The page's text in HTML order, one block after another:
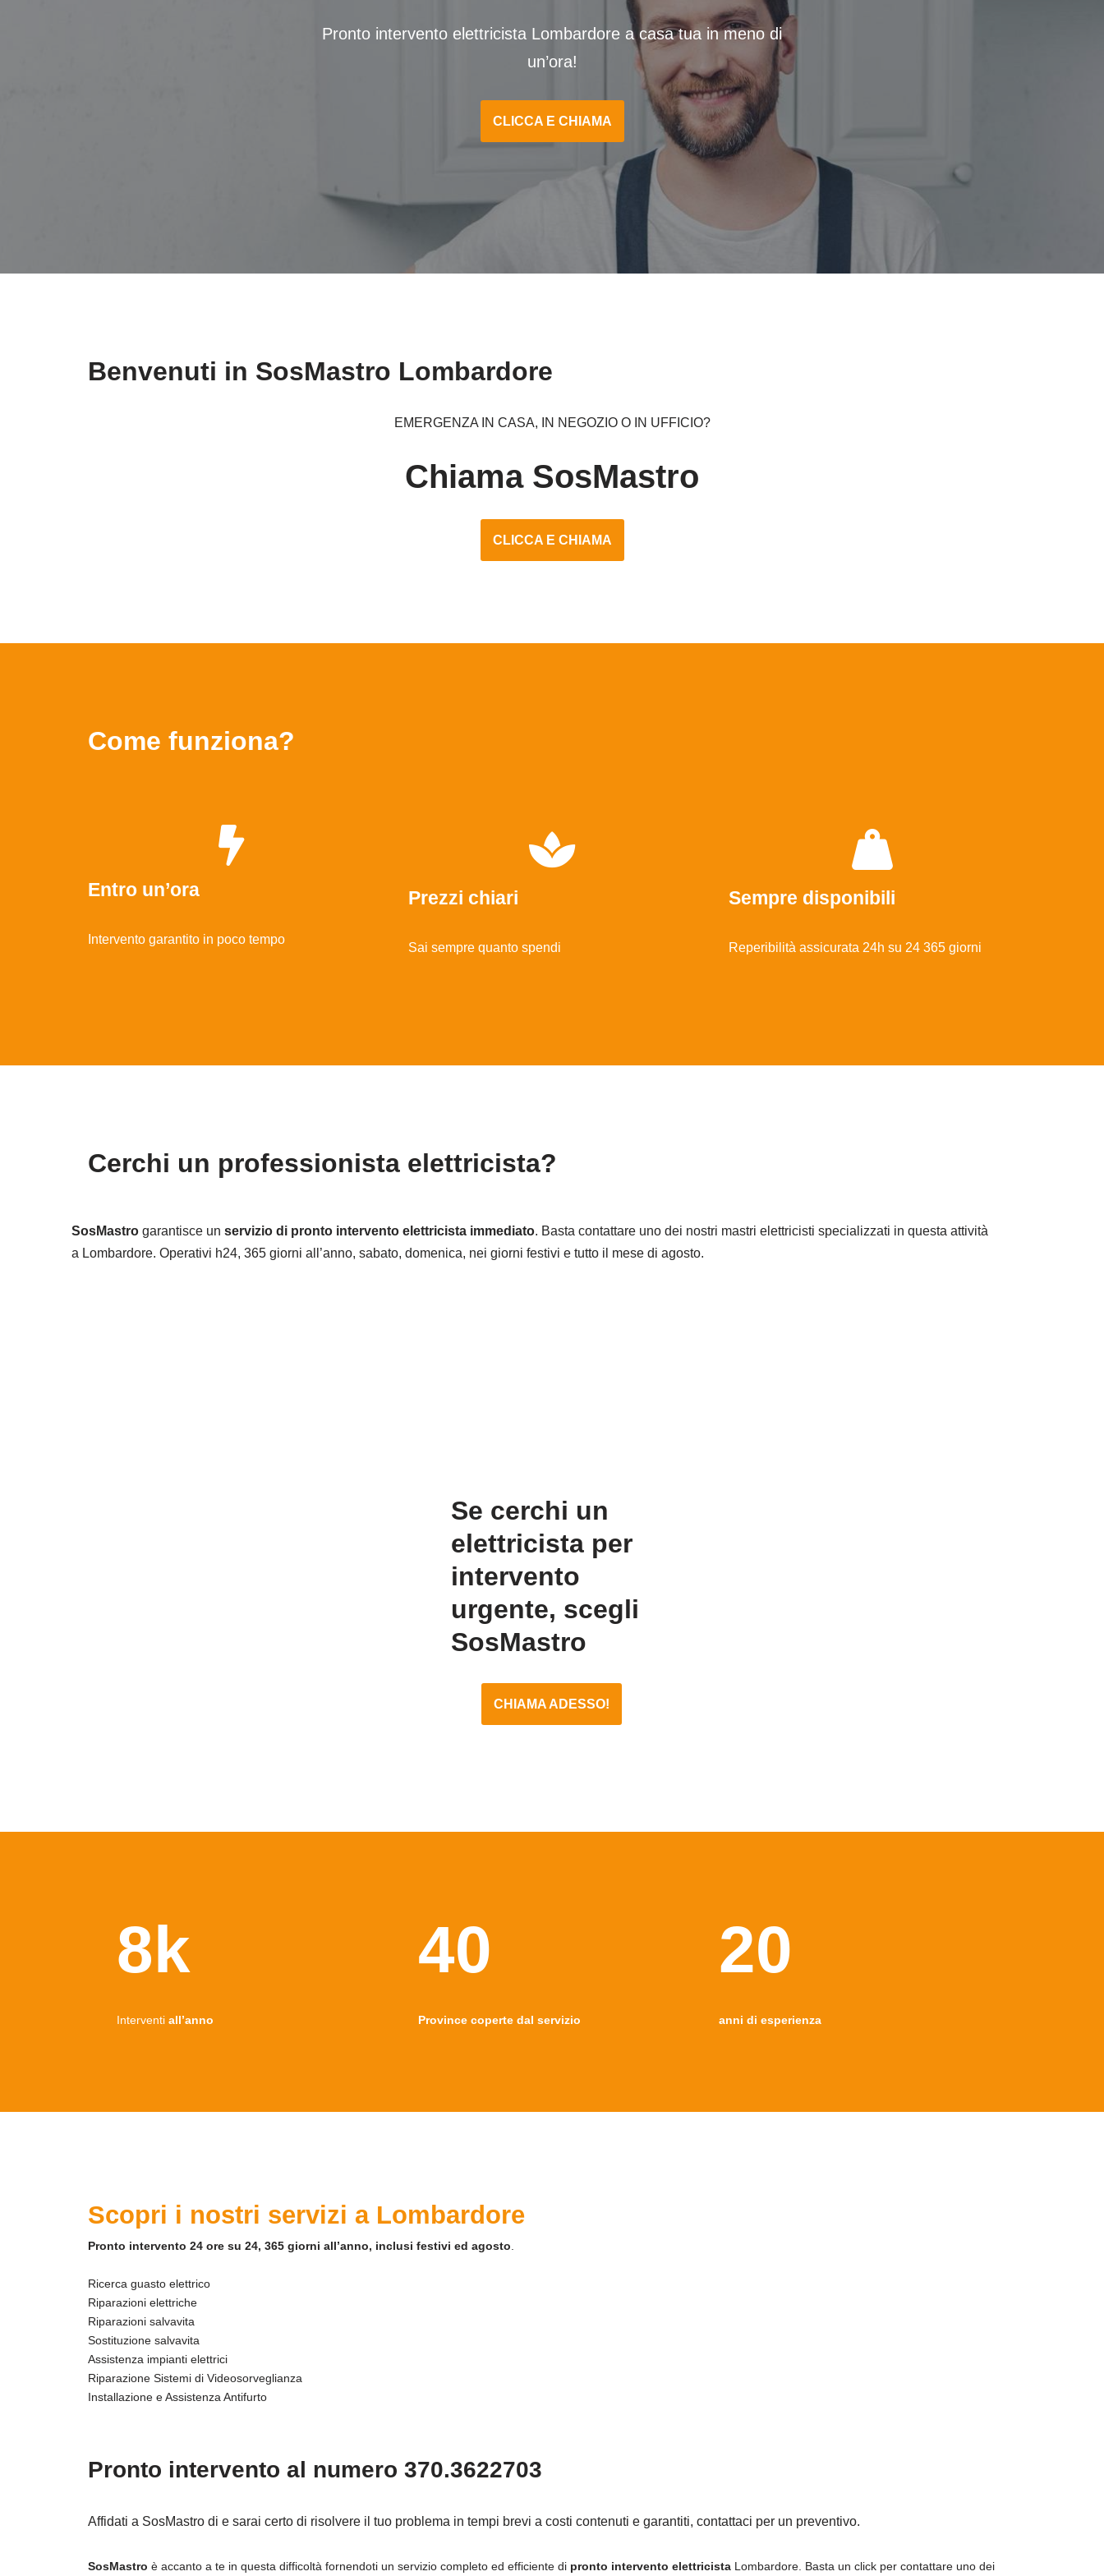
Pronto intervento elettricista Lombardore a casa tua in meno di
un’ora!
CLICCA E CHIAMA
Benvenuti in SosMastro Lombardore
EMERGENZA IN CASA, IN NEGOZIO O IN UFFICIO?
Chiama SosMastro
CLICCA E CHIAMA
Come funziona?
Entro un’ora
Intervento garantito in poco tempo
Prezzi chiari
Sai sempre quanto spendi
Sempre disponibili
Reperibilità assicurata 24h su 24 365 giorni
Cerchi un professionista elettricista?
SosMastro garantisce un servizio di pronto intervento elettricista immediato. Basta contattare uno dei nostri mastri elettricisti specializzati in questa attività
a Lombardore. Operativi h24, 365 giorni all’anno, sabato, domenica, nei giorni festivi e tutto il mese di agosto.
Se cerchi un
elettricista per
intervento
urgente, scegli
SosMastro
CHIAMA ADESSO!
8k
Interventi all’anno
40
Province coperte dal servizio
20
anni di esperienza
Scopri i nostri servizi a Lombardore
Pronto intervento 24 ore su 24, 365 giorni all’anno, inclusi festivi ed agosto.
Ricerca guasto elettrico
Riparazioni elettriche
Riparazioni salvavita
Sostituzione salvavita
Assistenza impianti elettrici
Riparazione Sistemi di Videosorveglianza
Installazione e Assistenza Antifurto
Pronto intervento al numero 370.3622703
Affidati a SosMastro di e sarai certo di risolvere il tuo problema in tempi brevi a costi contenuti e garantiti, contattaci per un preventivo.
SosMastro è accanto a te in questa difficoltà fornendoti un servizio completo ed efficiente di pronto intervento elettricista Lombardore. Basta un click per contattare uno dei